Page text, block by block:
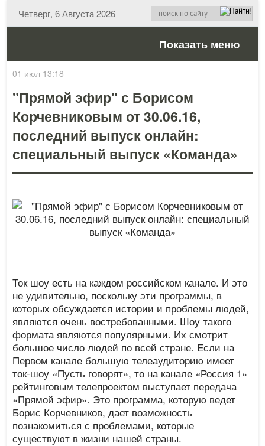
Четверг, 6 Августа 2026
Показать меню
01 июл 13:18
"Прямой эфир" с Борисом
Корчевниковым от 30.06.16,
последний выпуск онлайн:
специальный выпуск «Команда»
Ток шоу есть на каждом российском канале. И это
не удивительно, поскольку эти программы, в
которых обсуждается истории и проблемы людей,
являются очень востребованными. Шоу такого
формата являются популярными. Их смотрит
большое число людей по всей стране. Если на
Первом канале большую телеаудиторию имеет
ток-шоу «Пусть говорят», то на канале «Россия 1»
рейтинговым телепроектом выступает передача
«Прямой эфир». Это программа, которую ведет
Борис Корчевников, дает возможность
познакомиться с проблемами, которые
существуют в жизни нашей страны.